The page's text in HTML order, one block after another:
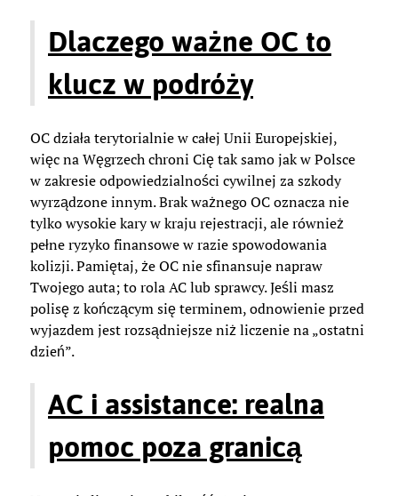
Dlaczego ważne OC to
klucz w podróży
OC działa terytorialnie w całej Unii Europejskiej,
więc na Węgrzech chroni Cię tak samo jak w Polsce
w zakresie odpowiedzialności cywilnej za szkody
wyrządzone innym. Brak ważnego OC oznacza nie
tylko wysokie kary w kraju rejestracji, ale również
pełne ryzyko finansowe w razie spowodowania
kolizji. Pamiętaj, że OC nie sfinansuje napraw
Twojego auta; to rola AC lub sprawcy. Jeśli masz
polisę z kończącym się terminem, odnowienie przed
wyjazdem jest rozsądniejsze niż liczenie na „ostatni
dzień”.
AC i assistance: realna
pomoc poza granicą